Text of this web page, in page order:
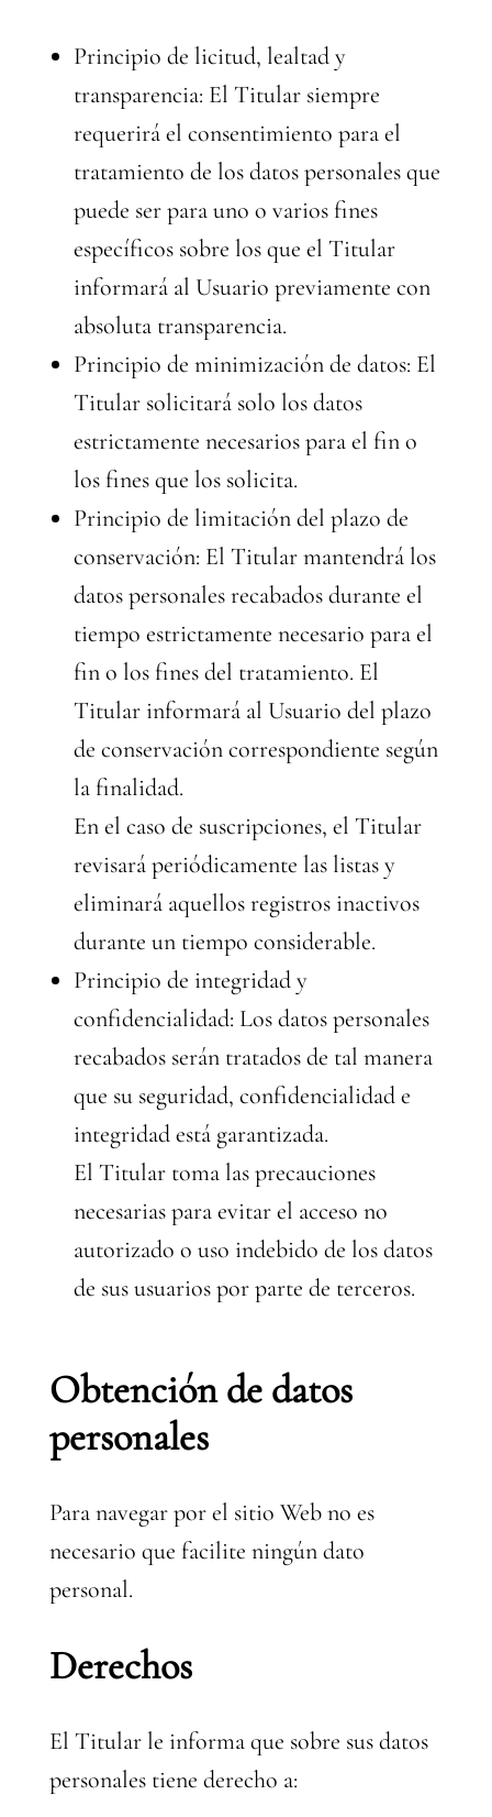
Principio de licitud, lealtad y
transparencia: El Titular siempre
requerirá el consentimiento para el
tratamiento de los datos personales que
puede ser para uno o varios fines
específicos sobre los que el Titular
informará al Usuario previamente con
absoluta transparencia.
Principio de minimización de datos: El
Titular solicitará solo los datos
estrictamente necesarios para el fin o
los fines que los solicita.
Principio de limitación del plazo de
conservación: El Titular mantendrá los
datos personales recabados durante el
tiempo estrictamente necesario para el
fin o los fines del tratamiento. El
Titular informará al Usuario del plazo
de conservación correspondiente según
la finalidad.
En el caso de suscripciones, el Titular
revisará periódicamente las listas y
eliminará aquellos registros inactivos
durante un tiempo considerable.
Principio de integridad y
confidencialidad: Los datos personales
recabados serán tratados de tal manera
que su seguridad, confidencialidad e
integridad está garantizada.
El Titular toma las precauciones
necesarias para evitar el acceso no
autorizado o uso indebido de los datos
de sus usuarios por parte de terceros.
Obtención de datos
personales
Para navegar por el sitio Web no es
necesario que facilite ningún dato
personal.
Derechos
El Titular le informa que sobre sus datos
personales tiene derecho a: